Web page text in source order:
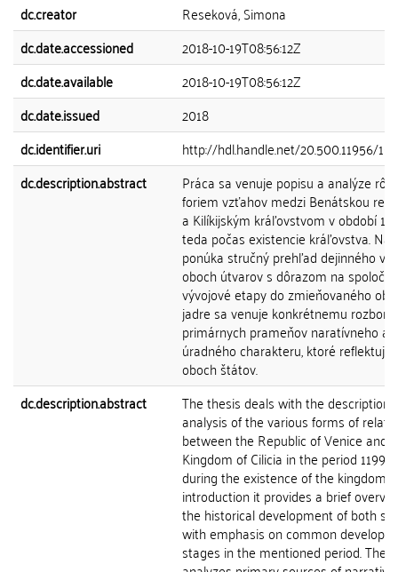
dc.creator
Reseková, Simona
dc.date.accessioned
2018-10-19T08:56:12Z
dc.date.available
2018-10-19T08:56:12Z
dc.date.issued
2018
dc.identifier.uri
http://hdl.handle.net/20.500.11956/
dc.description.abstract
Práca sa venuje popisu a analýze
foriem vzťahov medzi Benátskou
a Kilíkijským kráľovstvom v období
teda počas existencie kráľovstva. Na
ponúka stručný prehľad dejinného
oboch útvarov s dôrazom na spoločné
vývojové etapy do zmieňovaného
jadre sa venuje konkrétnemu rozboru
primárnych prameňov naratívneho a
úradného charakteru, ktoré reflektujú
oboch štátov.
dc.description.abstract
The thesis deals with the description
analysis of the various forms of
between the Republic of Venice and
Kingdom of Cilicia in the period 1199-
during the existence of the kingdom.
introduction it provides a brief
the historical development of both
with emphasis on common
stages in the mentioned period. The